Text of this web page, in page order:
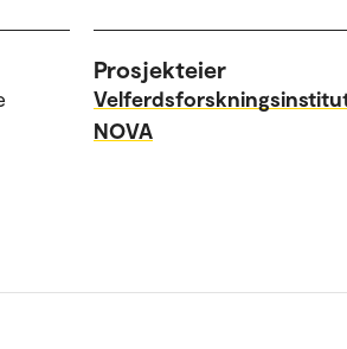
Prosjekteier
NOVA